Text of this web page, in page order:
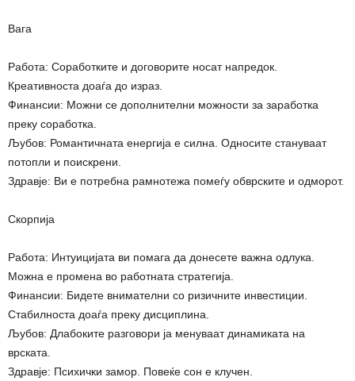
Вага
Работа: Соработките и договорите носат напредок.
Креативноста доаѓа до израз.
Финансии: Можни се дополнителни можности за заработка
преку соработка.
Љубов: Романтичната енергија е силна. Односите стануваат
потопли и поискрени.
Здравје: Ви е потребна рамнотежа помеѓу обврските и одморот.
Скорпија
Работа: Интуицијата ви помага да донесете важна одлука.
Можна е промена во работната стратегија.
Финансии: Бидете внимателни со ризичните инвестиции.
Стабилноста доаѓа преку дисциплина.
Љубов: Длабоките разговори ја менуваат динамиката на
врската.
Здравје: Психички замор. Повеќе сон е клучен.